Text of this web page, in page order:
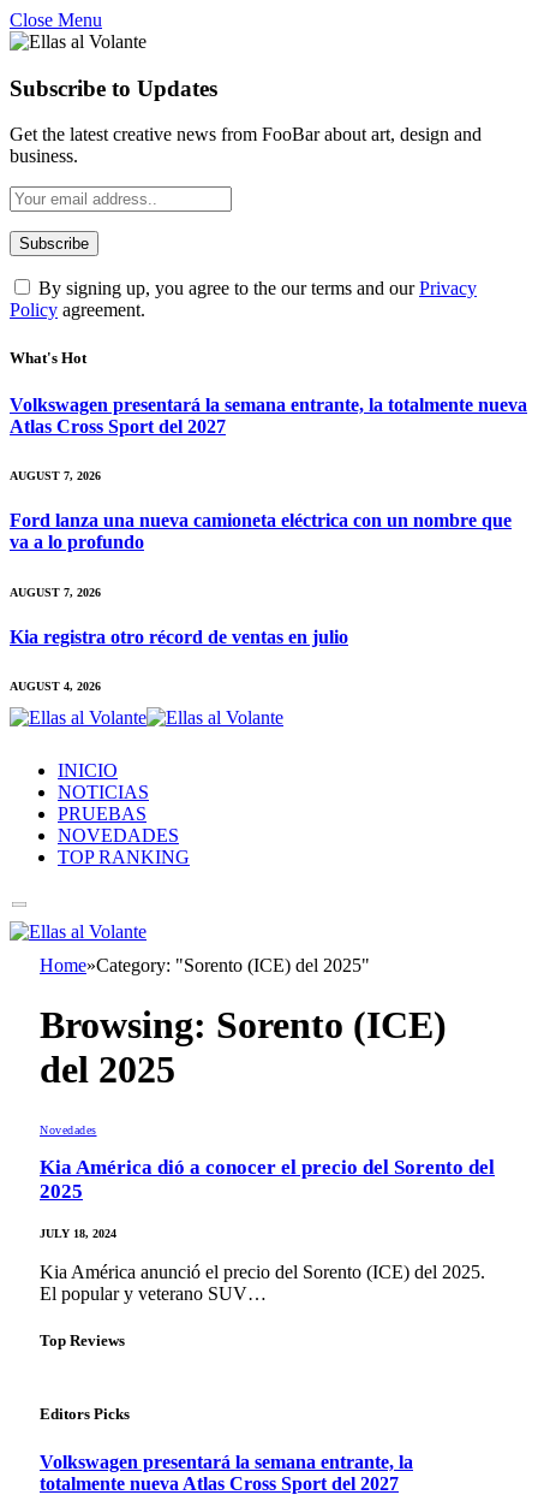
Close Menu
Subscribe to Updates
Get the latest creative news from FooBar about art, design and
business.
By signing up, you agree to the our terms and ourPrivacy
Policy agreement.
What's Hot
Volkswagen presentará la semana entrante, la totalmente nueva
Atlas Cross Sport del 2027
AUGUST 7, 2026
Ford lanza una nueva camioneta eléctrica con un nombre que
va a lo profundo
AUGUST 7, 2026
Kia registra otro récord de ventas en julio
AUGUST 4, 2026
INICIO
NOTICIAS
PRUEBAS
NOVEDADES
TOP RANKING
Home»Category: "Sorento (ICE) del 2025"
Browsing: Sorento (ICE)
del 2025
Novedades
Kia América dió a conocer el precio del Sorento del
2025
JULY 18, 2024
Kia América anunció el precio del Sorento (ICE) del 2025.
El popular y veterano SUV…
Top Reviews
Editors Picks
Volkswagen presentará la semana entrante, la
totalmente nueva Atlas Cross Sport del 2027